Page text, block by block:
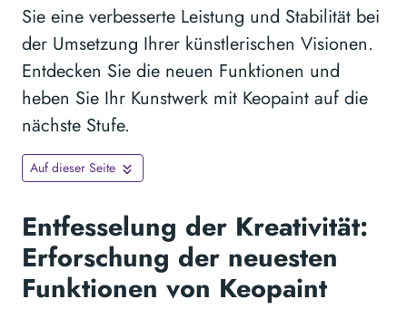
Sie eine verbesserte Leistung und Stabilität bei
der Umsetzung Ihrer künstlerischen Visionen.
Entdecken Sie die neuen Funktionen und
heben Sie Ihr Kunstwerk mit Keopaint auf die
nächste Stufe.
Auf dieser Seite
Entfesselung der Kreativität:
Erforschung der neuesten
Funktionen von Keopaint